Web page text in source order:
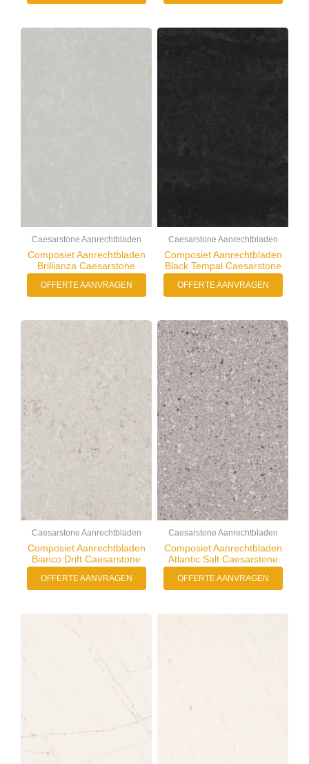
Caesarstone Aanrechtbladen
Composiet Aanrechtbladen
Brillianza Caesarstone
OFFERTE AANVRAGEN
Caesarstone Aanrechtbladen
Composiet Aanrechtbladen
Black Tempal Caesarstone
OFFERTE AANVRAGEN
Caesarstone Aanrechtbladen
Composiet Aanrechtbladen
Bianco Drift Caesarstone
OFFERTE AANVRAGEN
Caesarstone Aanrechtbladen
Composiet Aanrechtbladen
Atlantic Salt Caesarstone
OFFERTE AANVRAGEN